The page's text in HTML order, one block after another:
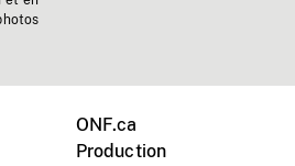
ONF.ca
Production